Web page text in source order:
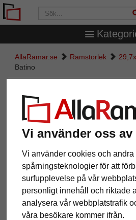
Vi använder oss
Vi använder cookies och andra
spårningsteknologier för att
surfupplevelse på vår
personligt innehåll och riktade
analysera vår webbplatstrafik
våra besökare kommer ifrån.
AllaRamar.se Ramstorlek
Batino
Träram Batino
Tillbaka